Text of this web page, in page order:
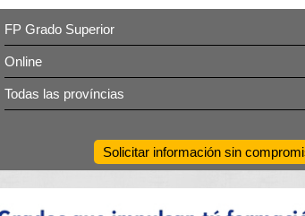
FP Grado Superior
Online
Todas las províncias
Solicitar información sin